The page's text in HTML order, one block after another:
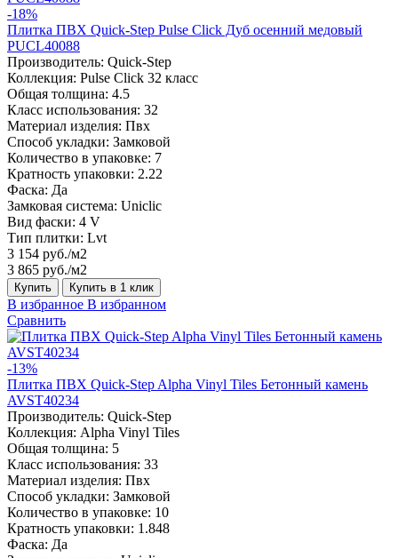
-18%
Плитка ПВХ Quick-Step Pulse Click Дуб осенний медовый
PUCL40088
Производитель: Quick-Step
Коллекция: Pulse Click 32 класс
Общая толщина: 4.5
Класс использования: 32
Материал изделия: Пвх
Способ укладки: Замковой
Количество в упаковке: 7
Кратность упаковки: 2.22
Фаска: Да
Замковая система: Uniclic
Вид фаски: 4 V
Тип плитки: Lvt
3 154 руб./м2
3 865 руб./м2
Купить Купить в 1 клик
В избранное В избранном
Сравнить
-13%
Плитка ПВХ Quick-Step Alpha Vinyl Tiles Бетонный камень
AVST40234
Производитель: Quick-Step
Коллекция: Alpha Vinyl Tiles
Общая толщина: 5
Класс использования: 33
Материал изделия: Пвх
Способ укладки: Замковой
Количество в упаковке: 10
Кратность упаковки: 1.848
Фаска: Да